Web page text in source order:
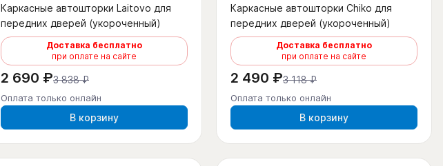
Каркасные автошторки Laitovo для
передних дверей (укороченный)
Доставка бесплатно
при оплате на сайте
2 690 ₽3 838 ₽
Оплата только онлайн
В корзину
Каркасные автошторки Chiko для
передних дверей (укороченный)
Доставка бесплатно
при оплате на сайте
2 490 ₽3 118 ₽
Оплата только онлайн
В корзину